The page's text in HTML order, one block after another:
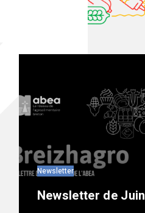
Newsletter
Newsletter de Juin